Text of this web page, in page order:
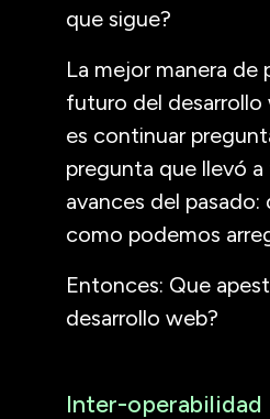
que sigue?
La mejor manera de
futuro del desarrollo
es continuar
pregunta que llevó
avances del pasado:
como podemos
Entonces: Que
desarrollo web?
Inter-operabilidad